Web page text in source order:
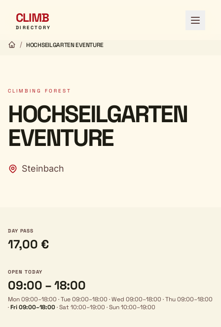
CLIMB
DIRECTORY Open
/ HOCHSEILGARTEN EVENTURE
CLIMBING FOREST
HOCHSEILGARTEN
EVENTURE
Steinbach
DAY PASS
17,00 €
OPEN TODAY
09:00 – 18:00
Mon 09:00–18:00 ·Tue 09:00–18:00 ·Wed 09:00–18:00 ·Thu 09:00–18:00
·Fri 09:00–18:00·Sat 10:00–19:00 ·Sun 10:00–19:00